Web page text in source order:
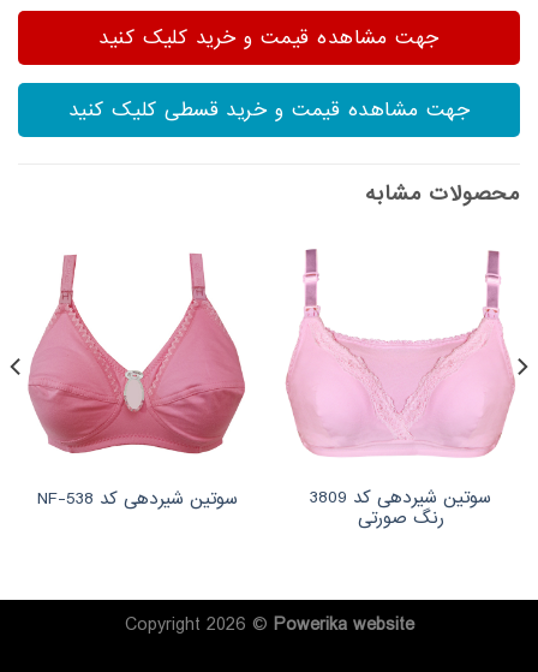
جهت مشاهده قیمت و خرید کلیک کنید
جهت مشاهده قیمت و خرید قسطی کلیک کنید
محصولات مشابه
سوتین شیردهی کد 3809
رنگ صورتی
سوتین شیردهی کد NF-538
Copyright 2026 © Powerikawebsite